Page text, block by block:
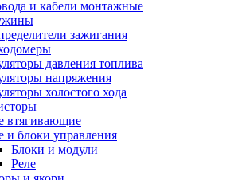
и кабели монтажные
зажигания
давления топлива
напряжения
холостого хода
втягивающие
и блоки управления
Блоки и модули
Реле